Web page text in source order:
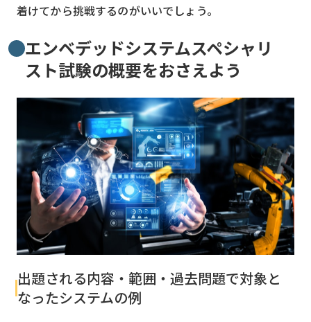
着けてから挑戦するのがいいでしょう。
エンベデッドシステムスペシャリ
スト試験の概要をおさえよう
出題される内容・範囲・過去問題で対象と
なったシステムの例